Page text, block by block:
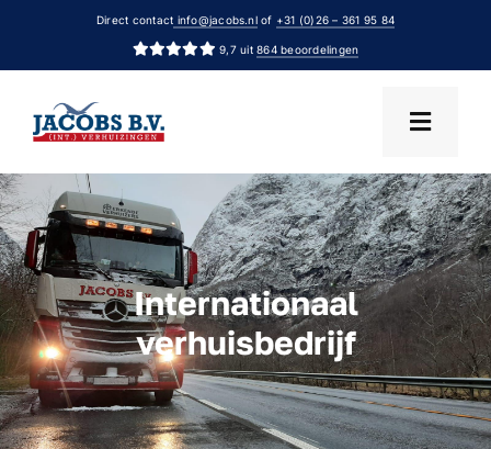
inhoud
Direct contact info@jacobs.nlof +31 (0)26 – 361 95 84
9,7 uit864 beoordelingen
Internationaal
verhuisbedrijf